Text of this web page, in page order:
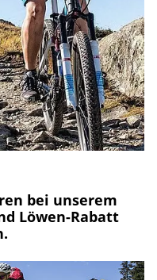
bei unserem
Löwen-Rabatt